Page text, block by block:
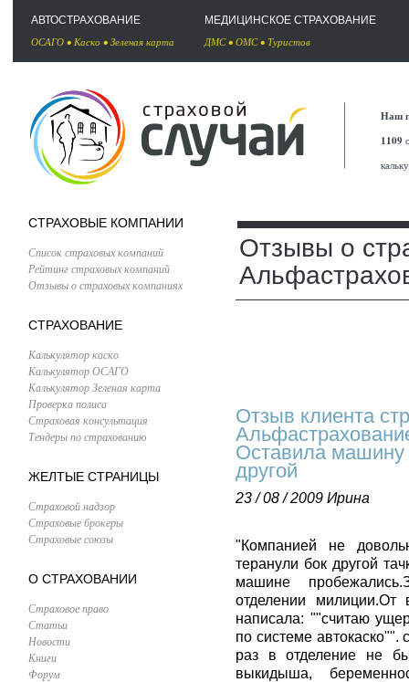
АВТОСТРАХОВАНИЕ
ОСАГО • Каско • Зеленая карта
МЕДИЦИНСКОЕ СТРАХОВАНИЕ
ДМС• ОМС• Туристов
Наш
1109
СТРАХОВЫЕ КОМПАНИИ
Список страховых компаний
Рейтинг страховых компаний
Отзывы о страховых компаниях
СТРАХОВАНИЕ
Калькулятор каско
Калькулятор ОСАГО
Калькулятор Зеленая карта
Проверка полиса
Страховая консультация
Тендеры по страхованию
ЖЕЛТЫЕ СТРАНИЦЫ
Страховой надзор
Страховые брокеры
Страховые союзы
О СТРАХОВАНИИ
Страховое право
Статьи
Новости
Книги
Форум
Отзывы о
Отзыв клиента
Оставила машину
другой
23 / 08 / 2009 Ирина
"Компанией не
теранули бок другой
машине
отделении милиции.От
написала: ""считаю
по системе автокаско"".
раз в отделение не
выкидыша,